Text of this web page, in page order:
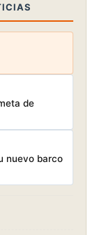
de
nuevo barco